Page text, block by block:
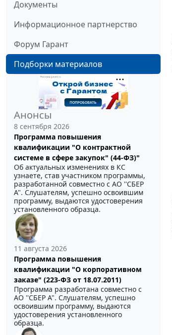
Документы
Информационное партнерство
Форум Гарант
Подборки материалов
Анонсы
8 сентября 2026
Программа повышения
квалификации "О контрактной
системе в сфере закупок" (44-ФЗ)"
Об актуальных изменениях в КС
узнаете, став участником программы,
разработанной совместно с АО ''СБЕР
А". Слушателям, успешно освоившим
программу, выдаются удостоверения
установленного образца.
11 августа 2026
Программа повышения
квалификации "О корпоративном
заказе" (223-ФЗ от 18.07.2011)
Программа разработана совместно с
АО ''СБЕР А". Слушателям, успешно
освоившим программу, выдаются
удостоверения установленного
образца.